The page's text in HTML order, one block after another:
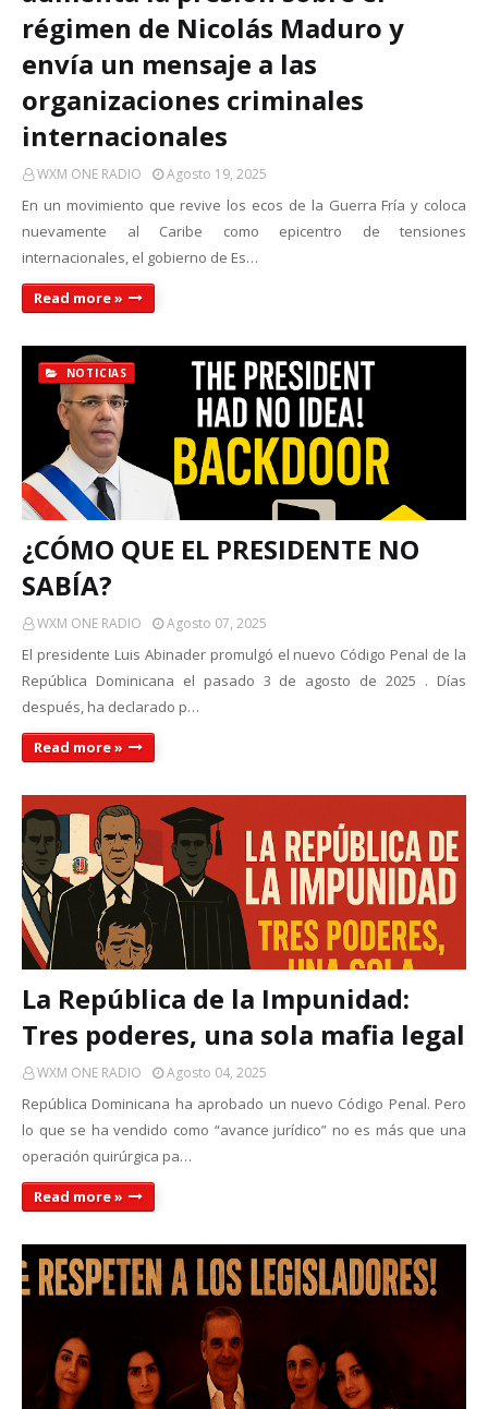
régimen de Nicolás Maduro y
envía un mensaje a las
organizaciones criminales
internacionales
WXM ONE RADIO Agosto 19, 2025
En un movimiento que revive los ecos de la Guerra Fría y coloca
nuevamente al Caribe como epicentro de tensiones
internacionales, el gobierno de Es…
Read more »
NOTICIAS
¿CÓMO QUE EL PRESIDENTE NO
SABÍA?
WXM ONE RADIO Agosto 07, 2025
El presidente Luis Abinader promulgó el nuevo Código Penal de la
República Dominicana el pasado 3 de agosto de 2025 . Días
después, ha declarado p…
Read more »
La República de la Impunidad:
Tres poderes, una sola mafia legal
WXM ONE RADIO Agosto 04, 2025
República Dominicana ha aprobado un nuevo Código Penal. Pero
lo que se ha vendido como “avance jurídico” no es más que una
operación quirúrgica pa…
Read more »